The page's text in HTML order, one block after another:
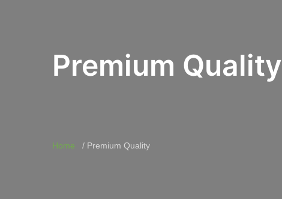
Premium Quality
Home Premium Quality